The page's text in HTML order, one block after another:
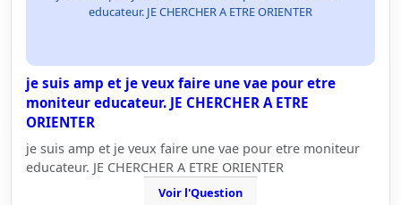
educateur. JE CHERCHER A ETRE ORIENTER
je suis amp et je veux faire une vae pour etre
moniteur educateur. JE CHERCHER A ETRE
ORIENTER
je suis amp et je veux faire une vae pour etre moniteur
educateur. JE CHERCHER A ETRE ORIENTER
Voir l'Question